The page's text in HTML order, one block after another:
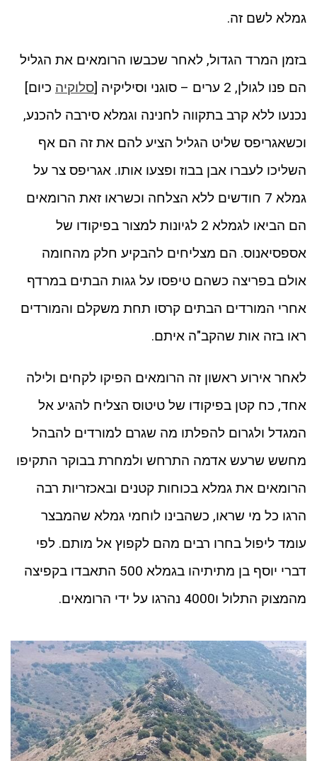
גמלא לשם זה.
בזמן המרד הגדול, לאחר שכבשו הרומאים את הגליל
הם פנו לגולן, 2 ערים – סוגני וסיליקיה [
סלוקיה כיום]
נכנעו ללא קרב בתקווה לחנינה וגמלא סירבה להכנע,
וכשאגריפס שליט הגליל הציע להם את זה הם אף
השליכו לעברו אבן בבוז ופצעו אותו. אגריפס צר על
גמלא 7 חודשים ללא הצלחה וכשראו זאת הרומאים
הם הביאו לגמלא 2 לגיונות למצור בפיקודו של
אספסיאנוס. הם מצליחים להבקיע חלק מהחומה
אולם בפריצה כשהם טיפסו על גגות הבתים במרדף
אחרי המורדים הבתים קרסו תחת משקלם והמורדים
ראו בזה אות שהקב"ה איתם.
לאחר אירוע ראשון זה הרומאים הפיקו לקחים ולילה
אחד, כח קטן בפיקודו של טיטוס הצליח להגיע אל
המגדל ולגרום להפלתו מה שגרם למורדים להבהל
מחשש שרעש אדמה התרחש ולמחרת בבוקר התקיפו
הרומאים את גמלא בכוחות קטנים ובאכזריות רבה
הרגו כל מי שראו, כשהבינו לוחמי גמלא שהמבצר
עומד ליפול בחרו רבים מהם לקפוץ אל מותם. לפי
דברי יוסף בן מתיתיהו בגמלא 500 התאבדו בקפיצה
מהמצוק התלול ו4000 נהרגו על ידי הרומאים.